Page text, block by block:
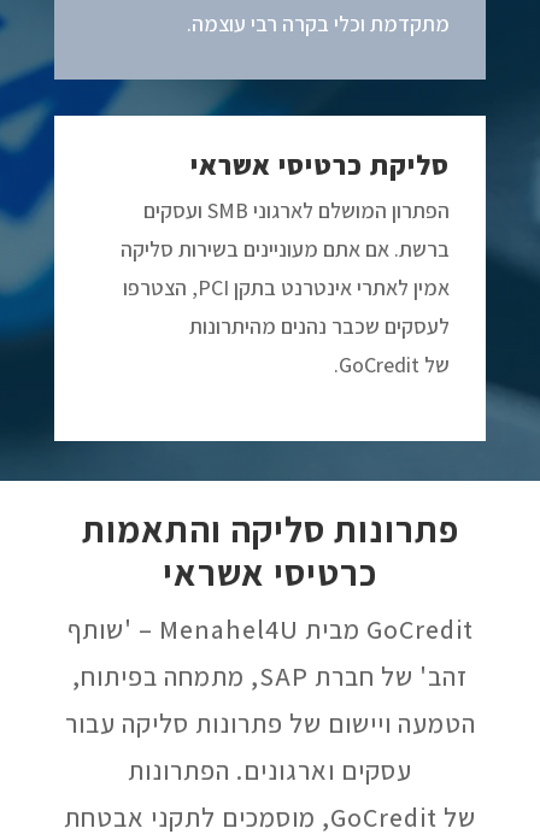
מתקדמת וכלי בקרה רבי עוצמה.
סליקת כרטיסי אשראי
הפתרון המושלם לארגוני SMB ועסקים
ברשת. אם אתם מעוניינים בשירות סליקה
אמין לאתרי אינטרנט בתקן PCI, הצטרפו
לעסקים שכבר נהנים מהיתרונות
של GoCredit.
פתרונות סליקה והתאמות
כרטיסי אשראי
GoCredit מבית Menahel4U – 'שותף
זהב' של חברת SAP, מתמחה בפיתוח,
הטמעה ויישום של פתרונות סליקה עבור
עסקים וארגונים. הפתרונות
של GoCredit, מוסמכים לתקני אבטחת